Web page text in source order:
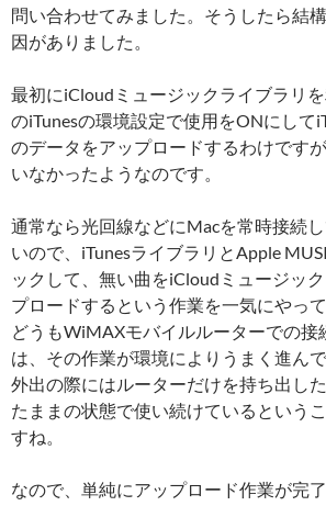
問い合わせてみました。そうしたら結
因がありました。
最初にiCloudミュージックライブラリ
のiTunesの環境設定で使用をONにして
のデータをアップロードするわけです
いなかったようなのです。
通常なら光回線などにMacを常時接続
いので、iTunesライブラリとApple
ックして、無い曲をiCloudミュージッ
プロードするという作業を一気にやっ
どうもWiMAXモバイルルーターでの接
は、その作業が環境によりうまく進ん
外出の際にはルーターだけを持ち出し
たままの状態で使い続けているという
すね。
なので、単純にアップロード作業が完